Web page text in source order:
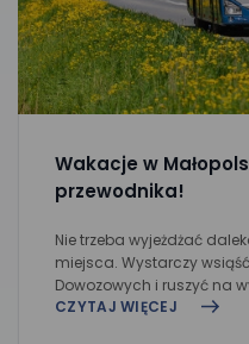
Wakacje w
przewodnika!
Nie trzeba wyjeżdżać
miejsca. Wystarczy
Dowozowych i ruszyć na
CZYTAJ WIĘCEJ